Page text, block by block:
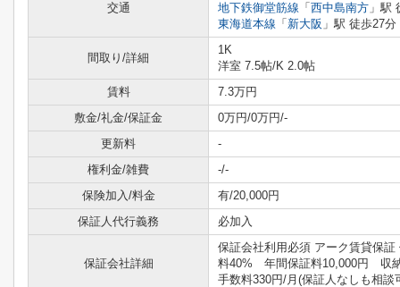
交通
地下鉄御堂筋線 「 西中島南方 」駅
東海道本線 「 新大阪 」駅 徒歩27分
間取り/詳細
1K
洋室 7.5帖/K 2.0帖
賃料
7.3万円
敷金/礼金/保証金
0万円/0万円/-
更新料
-
権利金/雑費
-/-
保険加入/料金
有/20,000円
保証人代行義務
必加入
保証会社詳細
保証会社利用必須 アーク賃貸保証
料40% 年間保証料10,000円 収
手数料330円/月(保証人なしも相談